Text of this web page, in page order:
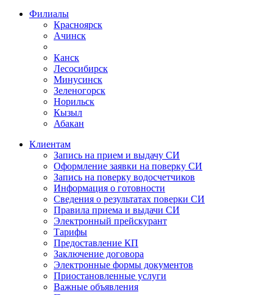
Филиалы
Красноярск
Ачинск
Канск
Лесосибирск
Минусинск
Зеленогорск
Норильск
Кызыл
Абакан
Клиентам
Запись на прием и выдачу СИ
Оформление заявки на поверку СИ
Запись на поверку водосчетчиков
Информация о готовности
Сведения о результатах поверки СИ
Правила приема и выдачи СИ
Электронный прейскурант
Тарифы
Предоставление КП
Заключение договора
Электронные формы документов
Приостановленные услуги
Важные объявления